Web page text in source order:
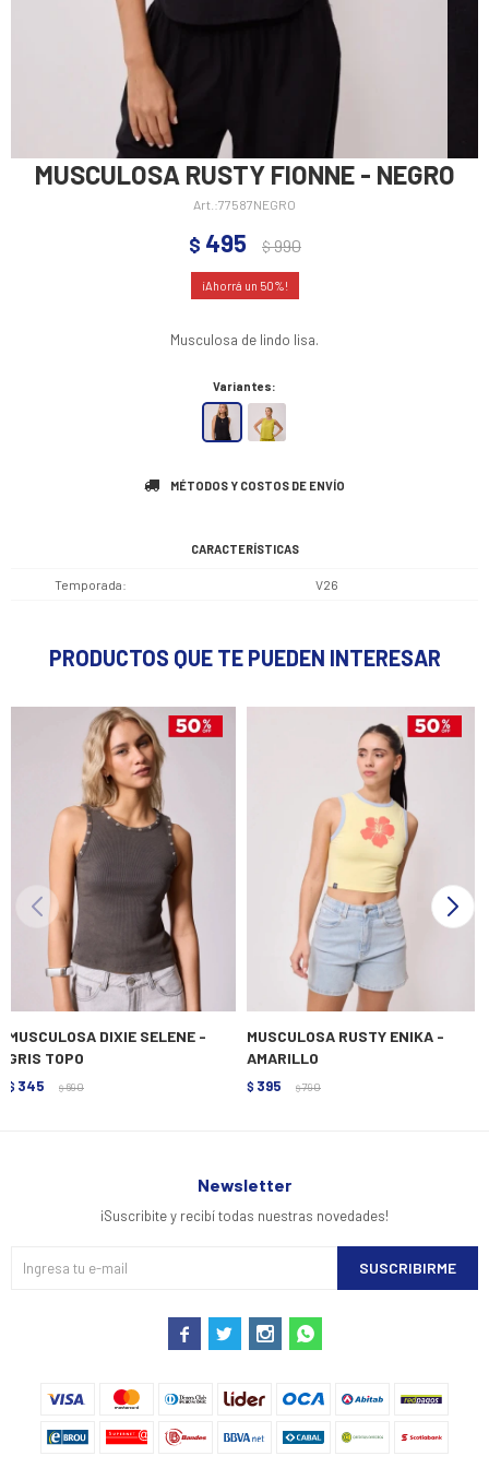
MUSCULOSA RUSTY FIONNE - NEGRO
77587NEGRO
$ 495 $990
50
Musculosa de lindo lisa.
Variantes:
MÉTODOS Y COSTOS DE ENVÍO
CARACTERÍSTICAS
Temporada V26
PRODUCTOS QUE TE PUEDEN INTERESAR
MUSCULOSA DIXIE SELENE -
GRIS TOPO
$ 345 $ 690
MUSCULOSA RUSTY ENIKA -
AMARILLO
$ 395 $ 790
Newsletter
¡Suscribite y recibí todas nuestras novedades!
SUSCRIBIRME
   